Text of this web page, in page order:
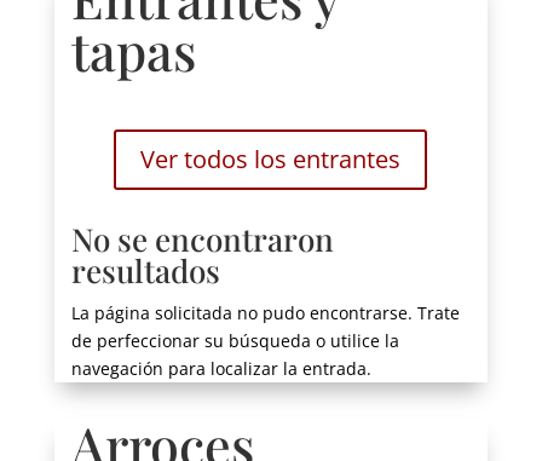
tapas
Ver todos los entrantes
No se encontraron
resultados
La página solicitada no pudo encontrarse. Trate
de perfeccionar su búsqueda o utilice la
navegación para localizar la entrada.
Arroces